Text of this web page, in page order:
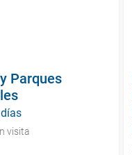
Parques
visita